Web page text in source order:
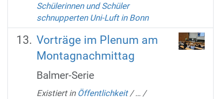
Schülerinnen und Schüler
schnupperten Uni-Luft in Bonn
Vorträge im Plenum am
Montagnachmittag
Balmer-Serie
Existiert in Öffentlichkeit /… /